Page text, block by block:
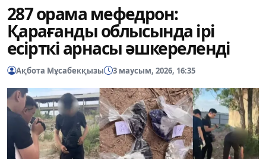
287 орама мефедрон:
Қарағанды облысында ірі
есірткі арнасы әшкереленді
Ақбота Мұсабекқызы 3 маусым, 2026, 16:35